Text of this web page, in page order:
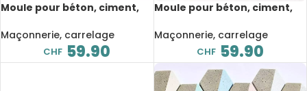
Moule pour béton, ciment,
3D, antidérapant, 40x40x3.5
Maçonnerie, carrelage
CHF 59.90
Moule pour béton, ciment,
carré, 16.1×16.1×2.3 cm
Maçonnerie, carrelage
CHF 59.90